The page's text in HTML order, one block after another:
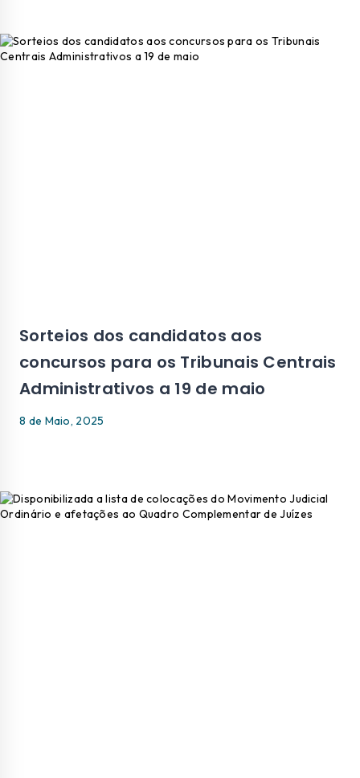
Sorteios dos candidatos aos
concursos para os Tribunais Centrais
Administrativos a 19 de maio
8 de Maio, 2025